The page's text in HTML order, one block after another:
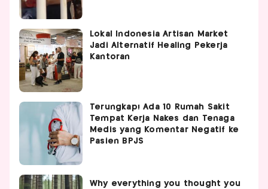
Lokal Indonesia Artisan Market
Jadi Alternatif Healing Pekerja
Kantoran
Terungkap! Ada 10 Rumah Sakit
Tempat Kerja Nakes dan Tenaga
Medis yang Komentar Negatif ke
Pasien BPJS